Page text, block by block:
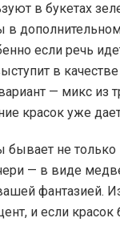
в букетах
в
если речь
в
— микс из
красок уже
бывает не
— в виде
фантазией.
и если